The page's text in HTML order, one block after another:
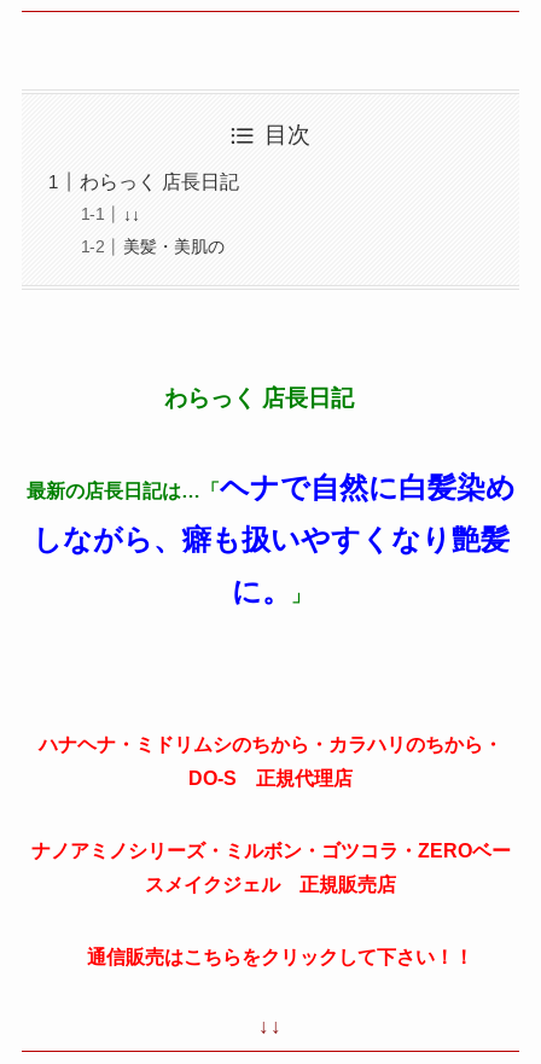
目次
わらっく 店長日記
↓↓
美髪・美肌の
わらっく 店長日記
最新の店長日記は…「 ヘナで自然に白髪染め
しながら、癖も扱いやすくなり艶髪
に。
」
ハナヘナ・ミドリムシのちから・カラハリのちから・
DO-S 正規代理店
ナノアミノシリーズ・ミルボン・ゴツコラ・ZEROベー
スメイクジェル 正規販売店
通信販売はこちらをクリックして下さい！！
↓↓